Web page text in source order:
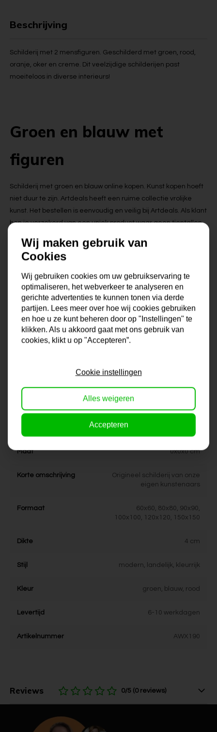
Beschrijving
Schilderij met 2 mensfiguren. Geschilderd met groen, rood,
oranje, oker en creme. Dit veelzijdige schilderijen past
moeiteloos in diverse interieurs!
Groen en blauw met
figuren
Schilderij met groen en blauw online kopen. Kunst kopen hoeft
niet duur te zijn. Artdeals heeft een ruime collectie vrolijke
kunst. Het bestellen is eenvoudig en veilig bij Artdeals. Als klant
ben je verzekerd van een uniek product waar geen tientallen
schilderijen maken voor JOU. Onze kunstenaars werken met
veel passie en liefde voor hun werk aan je schilderij. Ze hebben
allemaal kennis van hun vak, kennen de verf, maken zelf de
ontwerpen en schetsen voor hun schilderijen. Elke kunstenaar
heeft ook zijn of haar eigen specialiteit. De collectie
schilderijen bij Artdeals is daarom altijd een tikje eigenwijs en
ook uniek te noemen. Zit het juiste schilderij er niet voor je bij?
Neem contact met ons op en we bekijken samen met jou de
mogelijkheden!
Na je bestelling gaat onze kunstenaar voor je aan de slag.
Maat 0x0x0 cm
Korte omschrijving
Origineel schilderij van onze
eigen kunstenaars
Formaat
60x60, 80x80, 90x90,
100x100, 120x120, 150x150
Dikte 4 cm
Stijl modern, landelijk, kleurrijk
Kleur groen, blauw, rood
Levertijd 6-10 werkdagen
Artikelnummer AWX190
Reviews 0/5 (0 reviews)
Wij maken gebruik van
Cookies
Wij gebruiken cookies om uw gebruikservaring te
optimaliseren, het webverkeer te analyseren en
gerichte advertenties te kunnen tonen via derde
partijen. Lees meer over hoe wij cookies gebruiken
en hoe u ze kunt beheren door op "Instellingen" te
klikken. Als u akkoord gaat met ons gebruik van
cookies, klikt u op "Accepteren”.
Cookie instellingen
Alles weigeren
Accepteren